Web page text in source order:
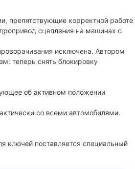
препятствующие корректной работе
сцепления на машинах с
исключена. Автором
теперь снять блокировку
об активном положении
со всеми автомобилями.
ключей поставляется специальный